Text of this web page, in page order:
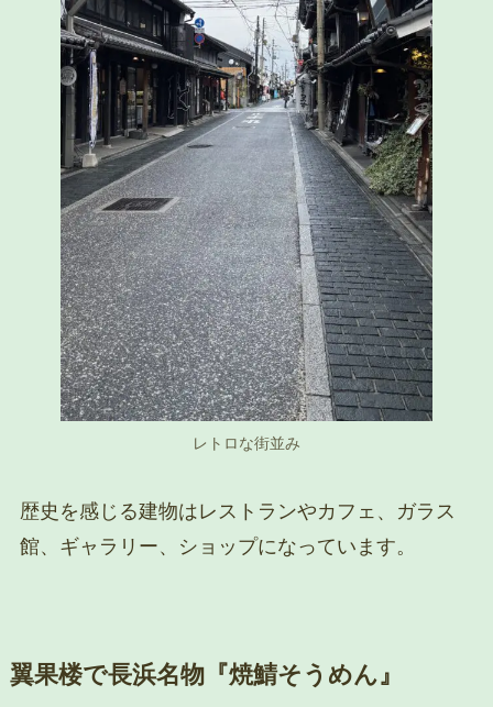
レトロな街並み
歴史を感じる建物はレストランやカフェ、ガラス
館、ギャラリー、ショップになっています。
翼果楼で長浜名物『焼鯖そうめん』